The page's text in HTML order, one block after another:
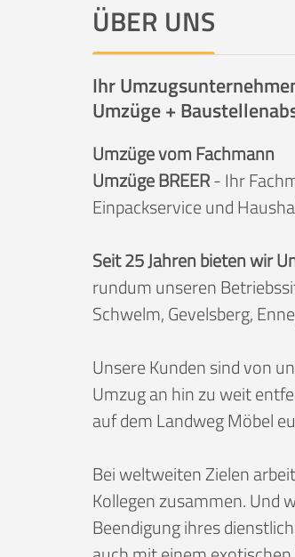
ÜBER UNS
Ihr
Umzüge +
Umzüge vom Fachmann
Umzüge BREER- Ihr
Einpackservice und
Seit 25 Jahren bieten wir
rundum unseren
Schwelm, Gevelsberg,
Unsere Kunden sind von
Umzug an hin zu weit
auf dem Landweg Möbel
Bei weltweiten Zielen
Kollegen zusammen. Und
Beendigung ihres